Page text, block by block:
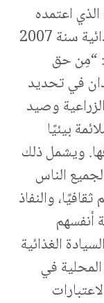
اعتمده
مؤتمر “تليني” من أجل السيادة الغذائية سنة 2007
“مِن حق
في تحديد
وصيد
بيئيًا
ويشمل ذلك
الناس
والنفاذ
أنفسهم
الغذائية
في